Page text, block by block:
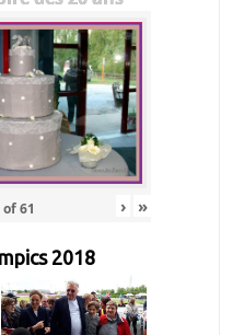
of61 › »
2018